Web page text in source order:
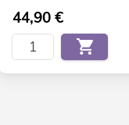
44,90€